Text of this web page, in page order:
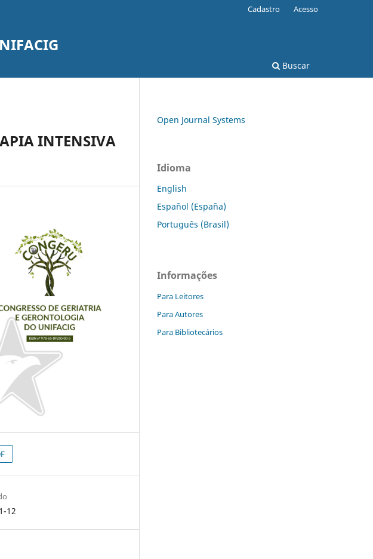
Buscar
Cadastro Acesso
INTENSIVA
12
Open Journal Systems
Idioma
English
Español (España)
Português (Brasil)
Informações
Para Leitores
Para Autores
Para Bibliotecários